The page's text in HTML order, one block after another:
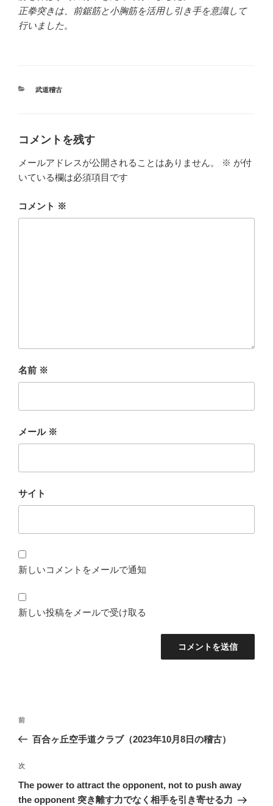
正拳突きは、前鋸筋と小胸筋を活用し引き手を意識して
行いました。
カ
武道稽古
コメントを残す
メールアドレスが公開されることはありません。 ※ が付
いている欄は必須項目です
コメント ※
名前 ※
メール ※
サイト
新しいコメントをメールで通知
新しい投稿をメールで受け取る
投
ビ
ゲ
ー
前
の
稿
前
百合ヶ丘空手道クラブ（2023年10月8日の稽古）
次
の
投
次
The power to attract the opponent, not to push away
the opponent 突き離す力でなく相手を引き寄せる力